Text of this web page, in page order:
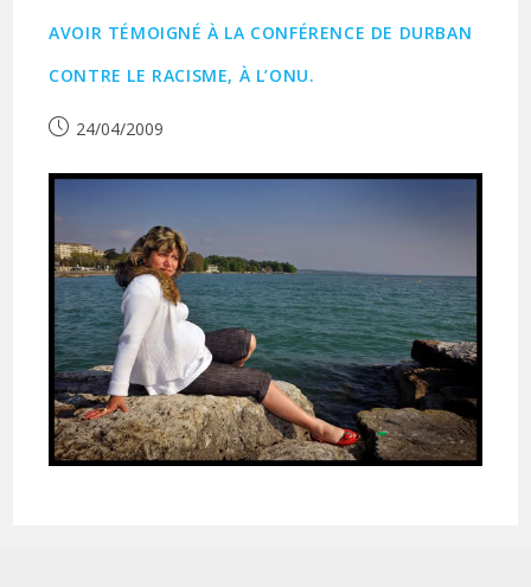
AVOIR TÉMOIGNÉ À LA CONFÉRENCE DE DURBAN
CONTRE LE RACISME, À L’ONU.
Publication
24/04/2009